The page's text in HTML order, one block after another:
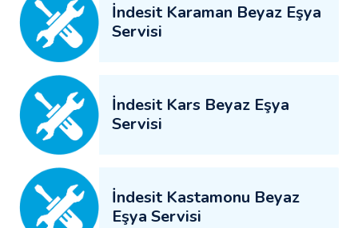
İndesit Karaman Beyaz Eşya
Servisi
İndesit Kars Beyaz Eşya
Servisi
İndesit Kastamonu Beyaz
Eşya Servisi